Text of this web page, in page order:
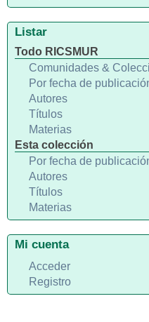
Listar
Todo RICSMUR
Comunidades &
Por fecha de
Autores
Títulos
Materias
Esta colección
Por fecha de
Autores
Títulos
Materias
Mi cuenta
Acceder
Registro